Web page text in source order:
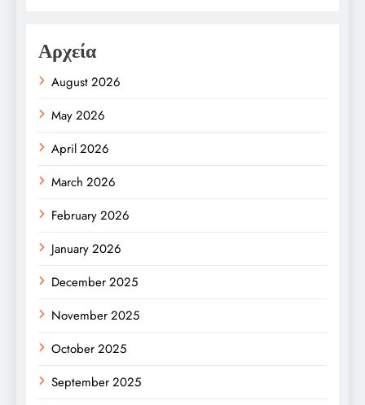
Αρχεία
August 2026
May 2026
April 2026
March 2026
February 2026
January 2026
December 2025
November 2025
October 2025
September 2025